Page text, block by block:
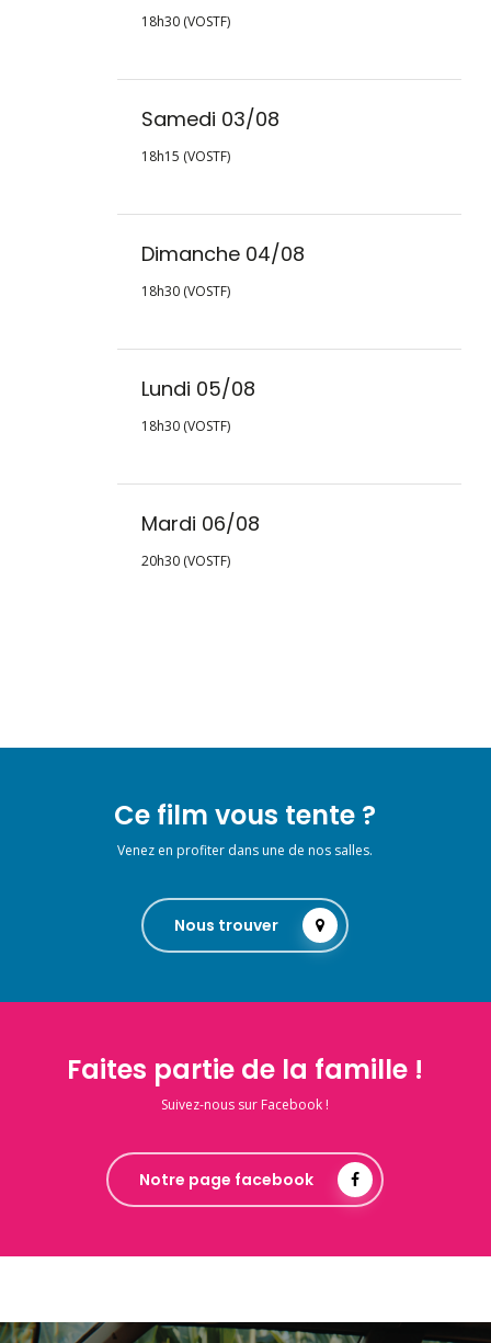
18h30 (VOSTF)
Samedi 03/08
18h15 (VOSTF)
Dimanche 04/08
18h30 (VOSTF)
Lundi 05/08
18h30 (VOSTF)
Mardi 06/08
20h30 (VOSTF)
Ce film vous tente ?
Venez en profiter dans une de nos salles.
Nous trouver
Faites partie de la famille !
Suivez-nous sur Facebook !
Notre page facebook